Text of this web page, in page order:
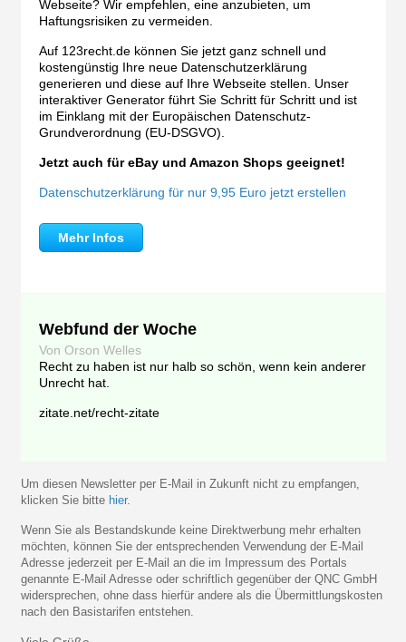
Webseite? Wir empfehlen, eine anzubieten, um
Haftungsrisiken zu vermeiden.
Auf 123recht.de können Sie jetzt ganz schnell und
kostengünstig Ihre neue Datenschutzerklärung
generieren und diese auf Ihre Webseite stellen. Unser
interaktiver Generator führt Sie Schritt für Schritt und ist
im Einklang mit der Europäischen Datenschutz-
Grundverordnung (EU-DSGVO).
Jetzt auch für eBay und Amazon Shops geeignet!
Datenschutzerklärung für nur 9,95 Euro jetzt erstellen
Mehr Infos
Webfund der Woche
Von Orson Welles
Recht zu haben ist nur halb so schön, wenn kein anderer
Unrecht hat.
zitate.net/recht-zitate
Um diesen Newsletter per E-Mail in Zukunft nicht zu empfangen,
klicken Sie bitte hier.
Wenn Sie als Bestandskunde keine Direktwerbung mehr erhalten
möchten, können Sie der entsprechenden Verwendung der E-Mail
Adresse jederzeit per E-Mail an die im Impressum des Portals
genannte E-Mail Adresse oder schriftlich gegenüber der QNC GmbH
widersprechen, ohne dass hierfür andere als die Übermittlungskosten
nach den Basistarifen entstehen.